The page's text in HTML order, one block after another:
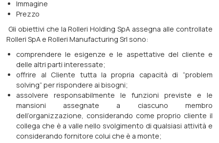
Immagine
Prezzo
Gli obiettivi che la Rolleri Holding SpA assegna alle controllate
Rolleri SpA e Rolleri Manufacturing Srl sono:
comprendere le esigenze e le aspettative del cliente e
delle altri parti interessate;
offrire al Cliente tutta la propria capacità di “problem
solving” per rispondere ai bisogni;
assolvere responsabilmente le funzioni previste e le
mansioni assegnate a ciascuno membro
dell’organizzazione, considerando come proprio cliente il
collega che è a valle nello svolgimento di qualsiasi attività e
considerando fornitore colui che è a monte;